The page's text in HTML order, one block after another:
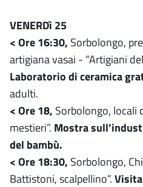
VENERDì 25
< Ore 16:30, Sorbolongo,
artigiana vasai - “Artigiani
Laboratorio di ceramica
adulti.
< Ore 18, Sorbolongo, locali
mestieri”. Mostra
del bambù.
< Ore 18:30, Sorbolongo,
Battistoni, scalpellino”.